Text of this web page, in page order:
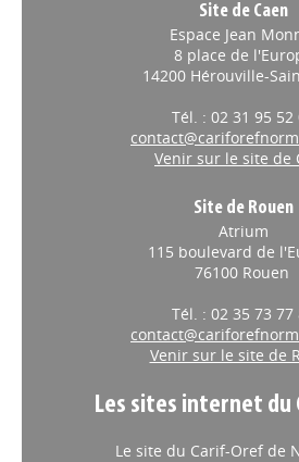
Site de Caen
Espace Jean
8 place de
14200 Hérouville-
Tél. : 02 31 95 52
Venir sur le site de
Site de Rouen
Atrium
115 boulevard de
76100 Rouen
Tél. : 02 35 73 77
Venir sur le site de
Les sites internet du
Le site du Carif-Oref de